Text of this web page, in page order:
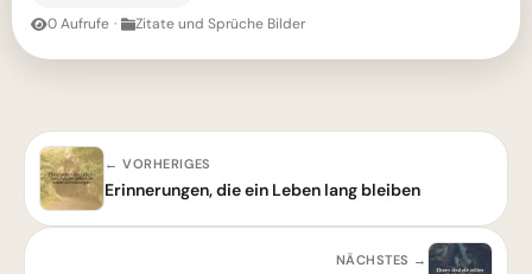
0 Aufrufe · Zitate und Sprüche Bilder
← VORHERIGES
Erinnerungen, die ein Leben lang bleiben
NÄCHSTES →